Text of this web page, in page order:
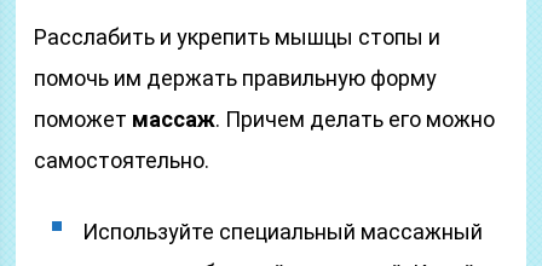
Расслабить и укрепить мышцы стопы и
помочь им держать правильную форму
поможет массаж. Причем делать его можно
самостоятельно.
Используйте специальный массажный